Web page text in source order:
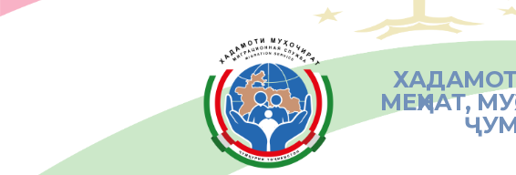
МЕҲНАТ,